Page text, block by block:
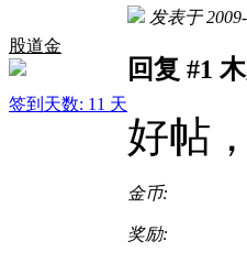
股道金
签到天数: 11 天
发表于
回复 #1
好帖
金币:
奖励: